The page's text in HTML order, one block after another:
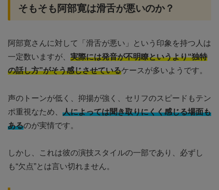
そもそも阿部寛は滑舌が悪いのか？
阿部寛さんに対して「滑舌が悪い」という印象を持つ人は
一定数いますが、 実際には発音が不明瞭というより“独特
の話し方”がそう感じさせているケースが多いようです。
声のトーンが低く、抑揚が強く、セリフのスピードもテン
ポ重視なため、 人によっては聞き取りにくく感じる場面も
あるのが実情です。
しかし、これは彼の演技スタイルの一部であり、必ずし
も“欠点”とは言い切れません。